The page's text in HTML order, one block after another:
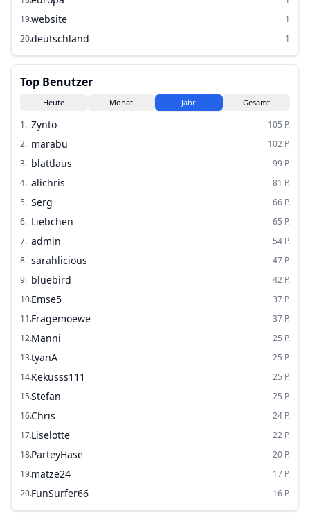
19.website
1
20.deutschland 1
Top Benutzer
Heute Monat Jahr Gesamt
1. Zynto 105 P.
2. marabu 102 P.
3. blattlaus 99 P.
4. alichris 81 P.
5. Serg 66 P.
6. Liebchen 65 P.
7. admin 54 P.
8. sarahlicious 47 P.
9. bluebird 42 P.
10.Emse5 37 P.
11.Fragemoewe 37 P.
12.Manni 25 P.
13.tyanA 25 P.
14.Kekusss111 25 P.
15.Stefan 25 P.
16.Chris 24 P.
17.Liselotte 22 P.
18.ParteyHase 20 P.
19.matze24 17 P.
20.FunSurfer66 16 P.